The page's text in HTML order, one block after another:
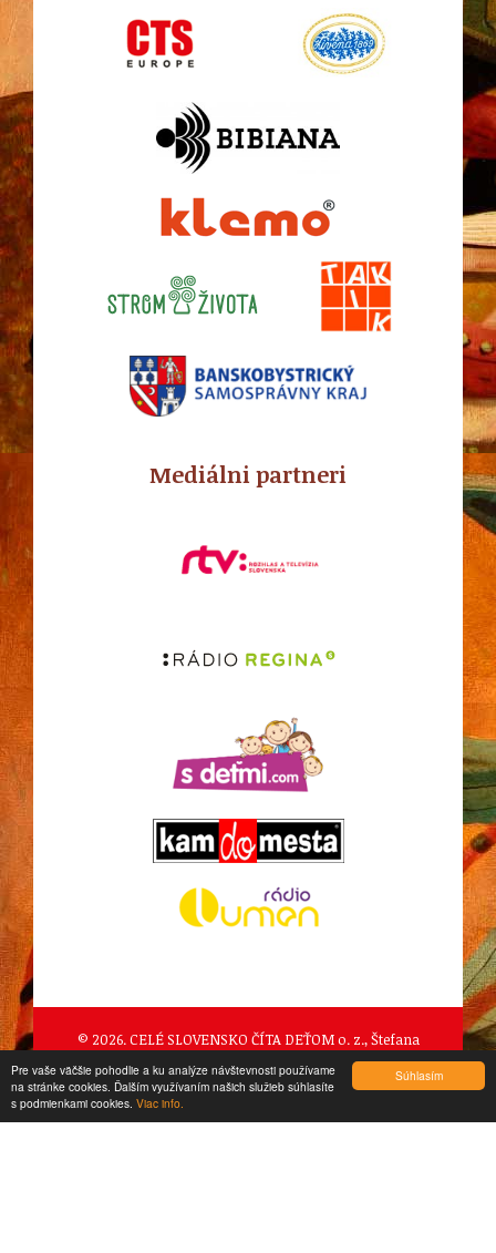
Súhlasím
Pre vaše väčšie pohodlie a ku analýze návštevnosti používame
na stránke cookies. Ďalším využívaním našich služieb súhlasíte
s podmienkami cookies. Viac info.
Mediálni partneri
© 2026. CELÉ SLOVENSKO ČÍTA DEŤOM o. z., Štefana
created byCTS Europe s.r.o.